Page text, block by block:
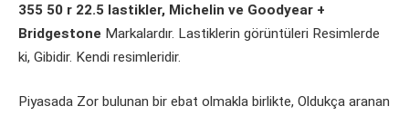
355 50 r 22.5 lastikler, Michelin ve Goodyear +
Bridgestone Markalardır. Lastiklerin görüntüleri Resimlerde
ki, Gibidir. Kendi resimleridir.
Piyasada Zor bulunan bir ebat olmakla birlikte, Oldukça aranan